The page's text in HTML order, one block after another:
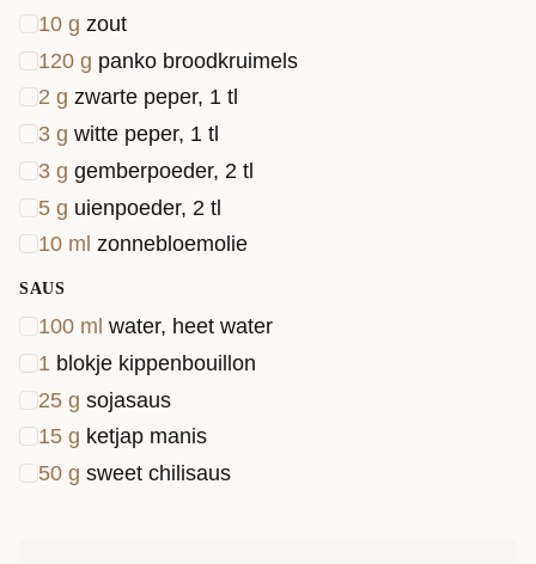
10 g zout
120 g panko broodkruimels
2 g zwarte peper, 1 tl
3 g witte peper, 1 tl
3 g gemberpoeder, 2 tl
5 g uienpoeder, 2 tl
10 ml zonnebloemolie
SAUS
100 ml water, heet water
1 blokje kippenbouillon
25 g sojasaus
15 g ketjap manis
50 g sweet chilisaus